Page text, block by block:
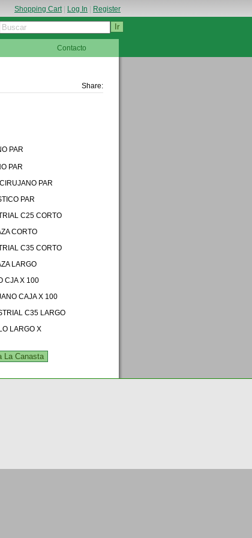
Shopping Cart| Log In Register
Contacto
Share:
PAR
PAR
PAR
PAR
C25 CORTO
CORTO
C35 CORTO
LARGO
CJA X 100
CAJA X 100
C35 LARGO
LARGO X